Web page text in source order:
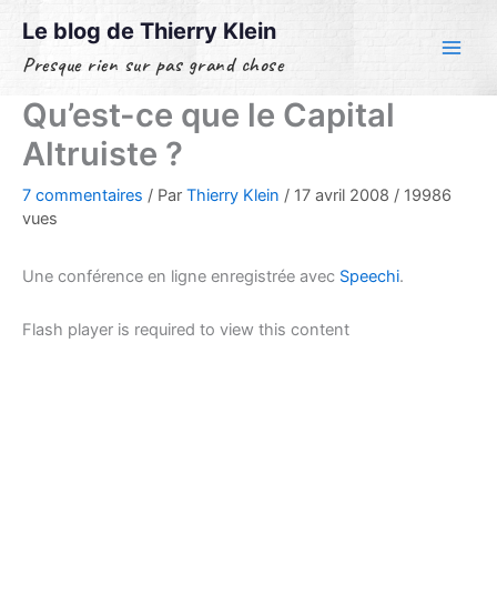
contenu
Le blog de Thierry Klein
Presque rien sur pas grand chose
Qu’est-ce que le Capital
Altruiste ?
7 commentaires / Par Thierry Klein / 17 avril 2008 / 19986
vues
Une conférence en ligne enregistrée avec Speechi.
Flash player is required to view this content